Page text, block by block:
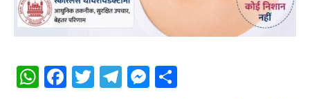
WhatsApp
Facebook
Twitter
Telegram
Messenger